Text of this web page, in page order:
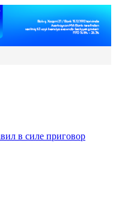
в силе приговор